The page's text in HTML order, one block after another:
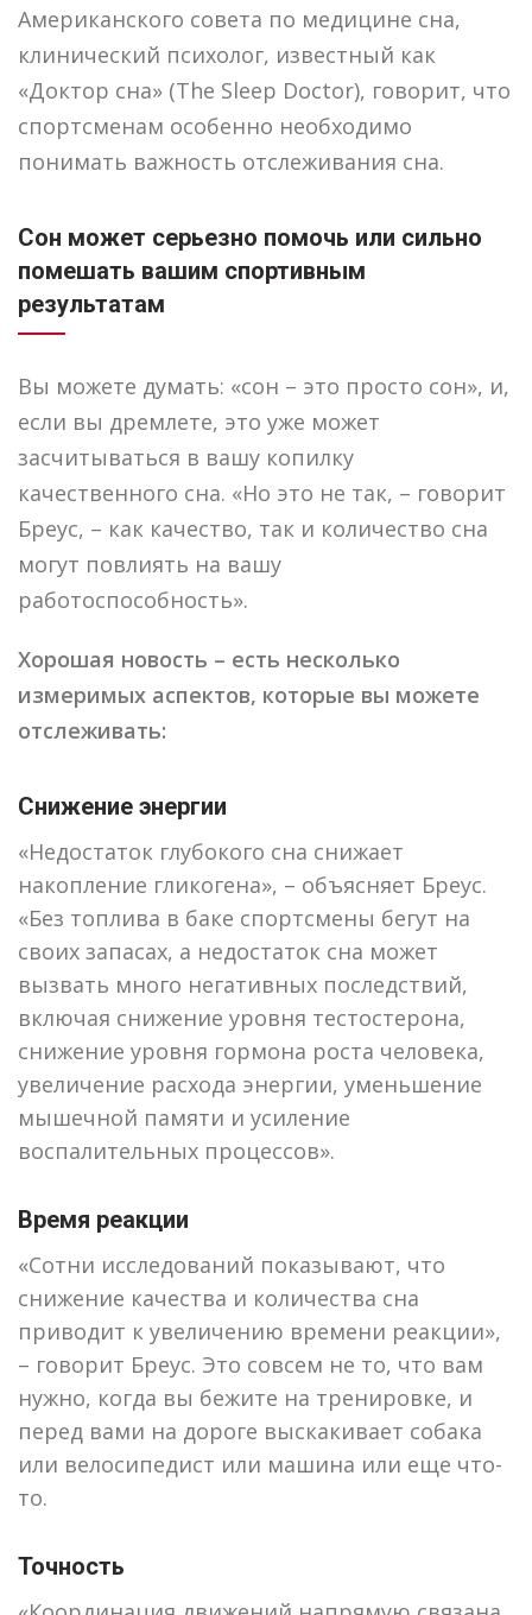
Американского совета по медицине сна,
клинический психолог, известный как
«Доктор сна» (The Sleep Doctor), говорит, что
спортсменам особенно необходимо
понимать важность отслеживания сна.
Сон может серьезно помочь или сильно
помешать вашим спортивным
результатам
Вы можете думать: «сон – это просто сон», и,
если вы дремлете, это уже может
засчитываться в вашу копилку
качественного сна. «Но это не так, – говорит
Бреус, – как качество, так и количество сна
могут повлиять на вашу
работоспособность».
Хорошая новость – есть несколько
измеримых аспектов, которые вы можете
отслеживать:
Снижение энергии
«Недостаток глубокого сна снижает
накопление гликогена», – объясняет Бреус.
«Без топлива в баке спортсмены бегут на
своих запасах, а недостаток сна может
вызвать много негативных последствий,
включая снижение уровня тестостерона,
снижение уровня гормона роста человека,
увеличение расхода энергии, уменьшение
мышечной памяти и усиление
воспалительных процессов».
Время реакции
«Сотни исследований показывают, что
снижение качества и количества сна
приводит к увеличению времени реакции»,
– говорит Бреус. Это совсем не то, что вам
нужно, когда вы бежите на тренировке, и
перед вами на дороге выскакивает собака
или велосипедист или машина или еще что-
то.
Точность